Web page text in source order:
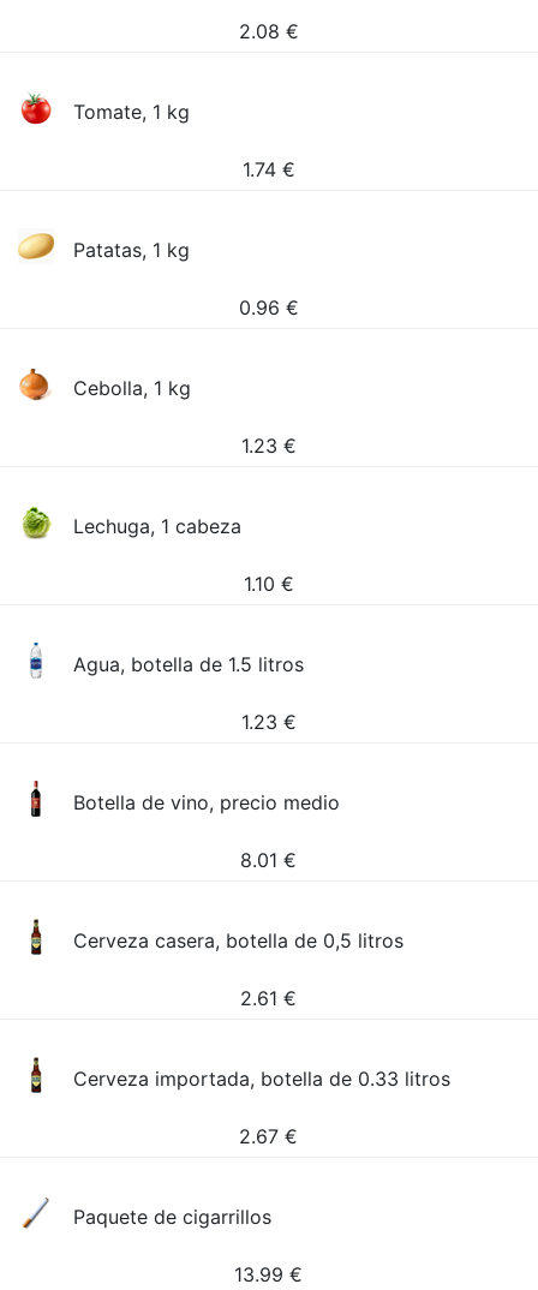
2.08 €
Tomate, 1 kg
1.74 €
Patatas, 1 kg
0.96 €
Cebolla, 1 kg
1.23 €
Lechuga, 1 cabeza
1.10 €
Agua, botella de 1.5 litros
1.23 €
Botella de vino, precio medio
8.01 €
Cerveza casera, botella de 0,5 litros
2.61 €
Cerveza importada, botella de 0.33 litros
2.67 €
Paquete de cigarrillos
13.99 €